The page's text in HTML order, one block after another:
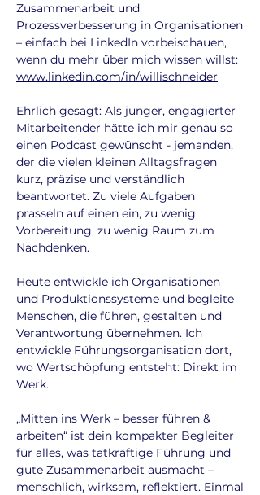
Zusammenarbeit und
Prozessverbesserung in Organisationen
– einfach bei LinkedIn vorbeischauen,
wenn du mehr über mich wissen willst:
www.linkedin.com/in/willischneider
Ehrlich gesagt: Als junger, engagierter
Mitarbeitender hätte ich mir genau so
einen Podcast gewünscht - jemanden,
der die vielen kleinen Alltagsfragen
kurz, präzise und verständlich
beantwortet. Zu viele Aufgaben
prasseln auf einen ein, zu wenig
Vorbereitung, zu wenig Raum zum
Nachdenken.
Heute entwickle ich Organisationen
und Produktionssysteme und begleite
Menschen, die führen, gestalten und
Verantwortung übernehmen. Ich
entwickle Führungsorganisation dort,
wo Wertschöpfung entsteht: Direkt im
Werk.
„Mitten ins Werk – besser führen &
arbeiten“ ist dein kompakter Begleiter
für alles, was tatkräftige Führung und
gute Zusammenarbeit ausmacht –
menschlich, wirksam, reflektiert. Einmal